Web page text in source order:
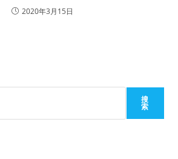
2020年3月15日
搜
索